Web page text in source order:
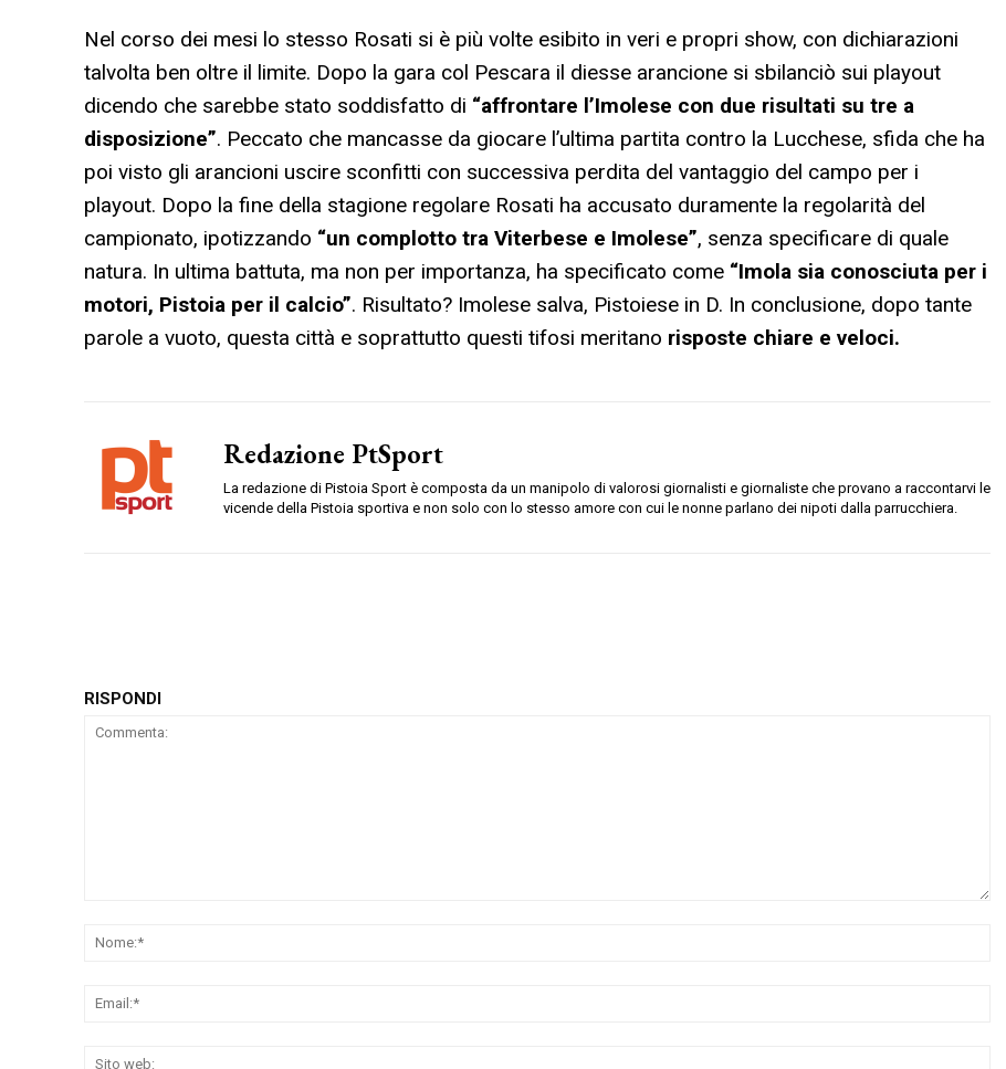
Nel corso dei mesi lo stesso Rosati si è più volte esibito in veri e propri show, con dichiarazioni
talvolta ben oltre il limite. Dopo la gara col Pescara il diesse arancione si sbilanciò sui playout
dicendo che sarebbe stato soddisfatto di “affrontare l’Imolese con due risultati su tre a
disposizione”. Peccato che mancasse da giocare l’ultima partita contro la Lucchese, sfida che ha
poi visto gli arancioni uscire sconfitti con successiva perdita del vantaggio del campo per i
playout. Dopo la fine della stagione regolare Rosati ha accusato duramente la regolarità del
campionato, ipotizzando “un complotto tra Viterbese e Imolese”, senza specificare di quale
natura. In ultima battuta, ma non per importanza, ha specificato come “Imola sia conosciuta per i
motori, Pistoia per il calcio”. Risultato? Imolese salva, Pistoiese in D. In conclusione, dopo tante
parole a vuoto, questa città e soprattutto questi tifosi meritano risposte chiare e veloci.
Redazione PtSport
La redazione di Pistoia Sport è composta da un manipolo di valorosi giornalisti e giornaliste che provano a raccontarvi le
vicende della Pistoia sportiva e non solo con lo stesso amore con cui le nonne parlano dei nipoti dalla parrucchiera.
RISPONDI